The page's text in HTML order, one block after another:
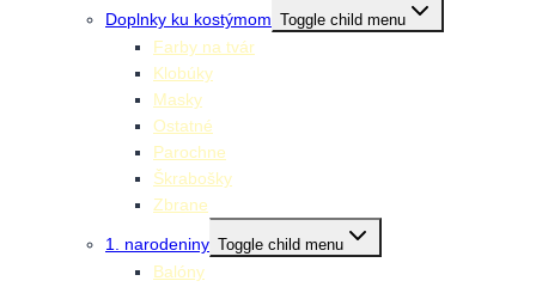
Doplnky ku kostýmom Toggle child menu
Farby na tvár
Klobúky
Masky
Ostatné
Parochne
Škrabošky
Zbrane
1. narodeniny Toggle child menu
Balóny